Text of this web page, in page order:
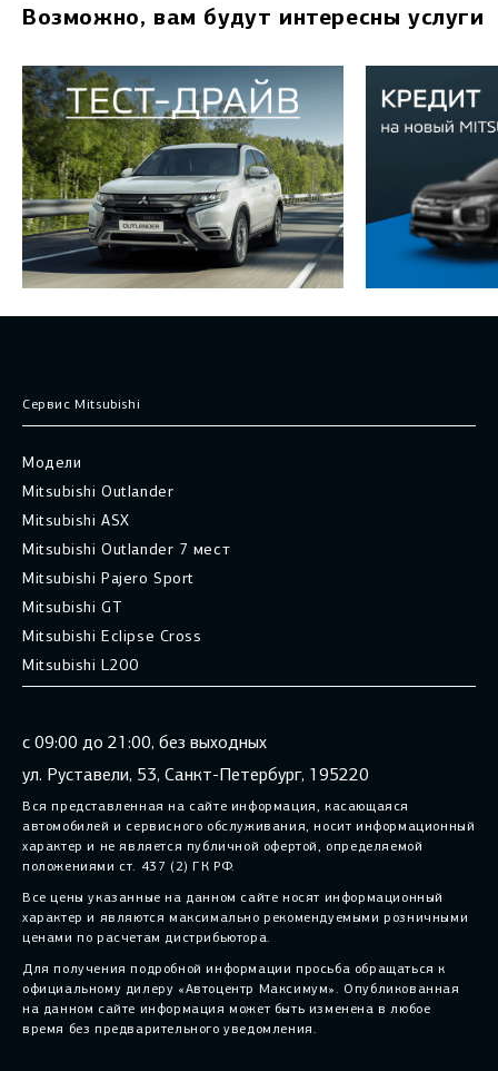
Возможно, вам будут интересны услуги
Сервис Mitsubishi
Модели
Mitsubishi Outlander
Mitsubishi ASX
Mitsubishi Outlander 7 мест
Mitsubishi Pajero Sport
Mitsubishi GT
Mitsubishi Eclipse Cross
Mitsubishi L200
с 09:00 до 21:00, без выходных
ул. Руставели, 53, Санкт-Петербург, 195220
Вся представленная на сайте информация, касающаяся
автомобилей и сервисного обслуживания, носит информационный
характер и не является публичной офертой, определяемой
положениями ст. 437 (2) ГК РФ.
Все цены указанные на данном сайте носят информационный
характер и являются максимально рекомендуемыми розничными
ценами по расчетам дистрибьютора.
Для получения подробной информации просьба обращаться к
официальному дилеру «Автоцентр Максимум». Опубликованная
на данном сайте информация может быть изменена в любое
время без предварительного уведомления.